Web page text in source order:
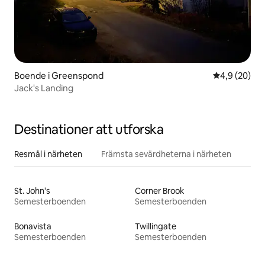
Boende i Greenspond 4,9 av 5 i
4,9 (20)
Jack's Landing
Destinationer att utforska
Resmål i närheten Främsta sevärdheterna i närheten
St. John's
Semesterboenden
Corner Brook
Semesterboenden
Bonavista
Semesterboenden
Twillingate
Semesterboenden